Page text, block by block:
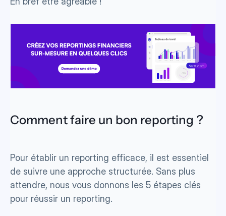
Comment faire un bon reporting ?
Pour établir un reporting efficace, il est essentiel
de suivre une approche structurée. Sans plus
attendre, nous vous donnons les 5 étapes clés
pour réussir un reporting.